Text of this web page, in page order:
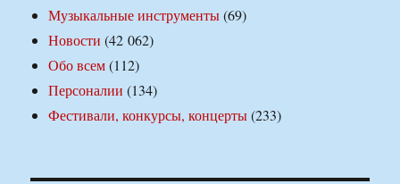
Музыкальные инструменты(69)
Новости (42 062)
Обо всем(112)
Персоналии (134)
Фестивали, конкурсы, концерты(233)